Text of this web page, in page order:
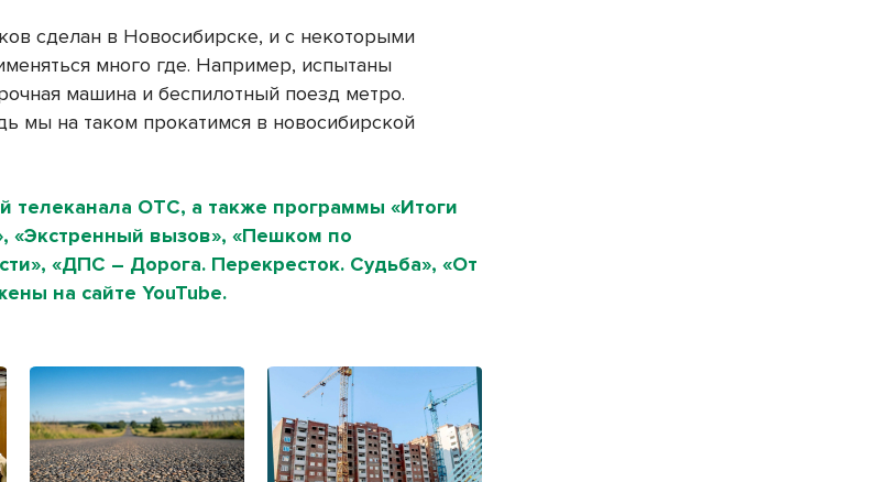
сделан в Новосибирске, и с некоторыми
много где. Например, испытаны
машина и беспилотный поезд метро.
мы на таком прокатимся в новосибирской
телеканала ОТС, а также программы «Итоги
«Экстренный вызов», «Пешком по
«ДПС – Дорога. Перекресток. Судьба», «От
на сайте YouTube.